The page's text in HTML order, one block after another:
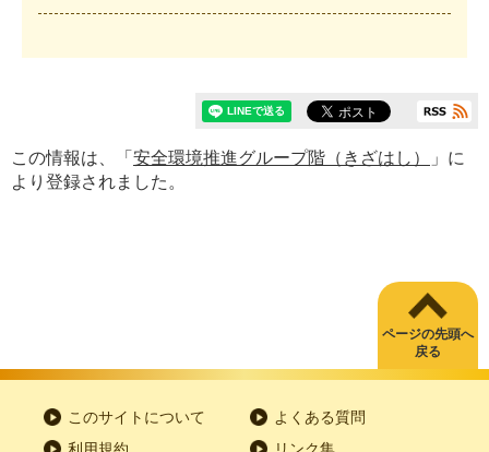
この情報は、「 安全環境推進グループ階（きざはし）
」に
より登録されました。
ページの先頭へ
戻る
このサイトについて
よくある質問
利用規約
リンク集